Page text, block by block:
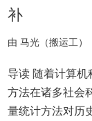
补
由 马光（搬运工）
导读 随着计算机
方法在诸多社会
量统计方法对历